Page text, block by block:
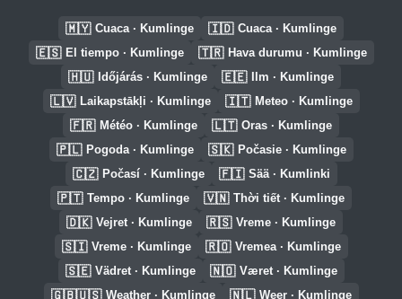
🇲🇾 Cuaca · Kumlinge 🇮🇩 Cuaca · Kumlinge
🇪🇸 El tiempo · Kumlinge 🇹🇷 Hava durumu · Kumlinge
🇭🇺 Időjárás · Kumlinge 🇪🇪 Ilm · Kumlinge
🇱🇻 Laikapstākļi · Kumlinge 🇮🇹 Meteo · Kumlinge
🇫🇷 Météo · Kumlinge 🇱🇹 Oras · Kumlinge
🇵🇱 Pogoda · Kumlinge 🇸🇰 Počasie · Kumlinge
🇨🇿 Počasí · Kumlinge 🇫🇮 Sää · Kumlinki
🇵🇹 Tempo · Kumlinge 🇻🇳 Thời tiết · Kumlinge
🇩🇰 Vejret · Kumlinge 🇷🇸 Vreme · Kumlinge
🇸🇮 Vreme · Kumlinge 🇷🇴 Vremea · Kumlinge
🇸🇪 Vädret · Kumlinge 🇳🇴 Været · Kumlinge
🇬🇧🇺🇸 Weather · Kumlinge 🇳🇱 Weer · Kumlinge